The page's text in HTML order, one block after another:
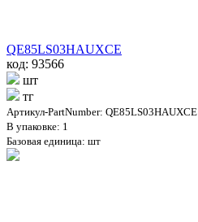
QE85LS03HAUXCE
код: 93566
шт
тг
Артикул-PartNumber: QE85LS03HAUXCE
В упаковке: 1
Базовая единица: шт